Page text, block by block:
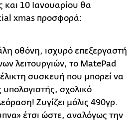
10 Ιανουαρίου θα
xmas προσφορά:
οθόνη, ισχυρό επεξεργαστή
λειτουργιών, το MatePad
συσκευή που μπορεί να
υπολογιστής, σχολικό
Ζυγίζει μόλις 490γρ.
έτσι ώστε, αναλόγως την